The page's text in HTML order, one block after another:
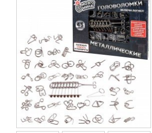
ХОББИ И ТВОРЧЕСТВО
ЭЛЕКТРОНИКА